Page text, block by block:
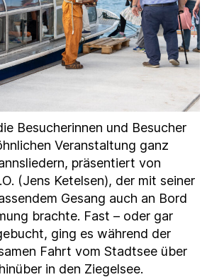
Besucherinnen und Besucher
Veranstaltung ganz
präsentiert von
(Jens Ketelsen), der mit seiner
Gesang auch an Bord
brachte. Fast – oder gar
ging es während der
Fahrt vom Stadtsee über
in den Ziegelsee.